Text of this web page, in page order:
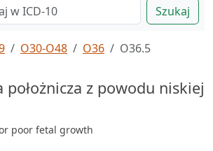
Szukaj
O30-O48 O36 O36.5
położnicza z powodu niskiej
poor fetal growth